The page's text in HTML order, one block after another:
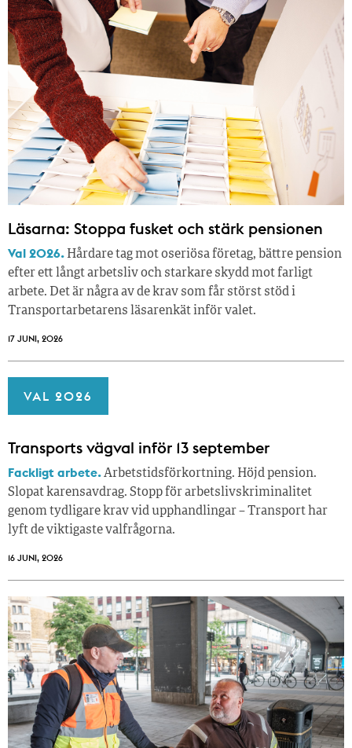
Läsarna: Stoppa fusket och stärk pensionen
Val 2026. Hårdare tag mot oseriösa företag, bättre pension
efter ett långt arbetsliv och starkare skydd mot farligt
arbete. Det är några av de krav som får störst stöd i
Transportarbetarens läsar­enkät inför valet.
17 JUNI, 2026
VAL 2026
Transports vägval inför 13 september
Fackligt arbete.Arbetstidsförkortning. Höjd pension.
Slopat karensavdrag. Stopp för arbetslivskriminalitet
genom tydligare krav vid upphandlingar – Transport har
lyft de viktigaste valfrågorna.
16 JUNI, 2026